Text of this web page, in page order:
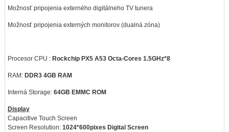
Možnosť pripojenia externého digitálneho TV tunera
Možnosť pripojenia externých monitorov (dualná zóna)
Procesor CPU : Rockchip PX5 A53 Octa-Cores 1.5GHz*8
RAM: DDR3 4GB RAM
Interná Storage: 64GB EMMC ROM
Display
Capacitive Touch Screen
Screen Resolution: 1024*600pixes Digital Screen